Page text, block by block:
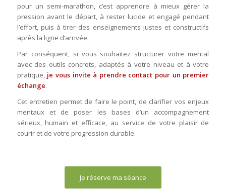
pour un semi-marathon, c’est apprendre à mieux gérer la
pression avant le départ, à rester lucide et engagé pendant
l’effort, puis à tirer des enseignements justes et constructifs
après la ligne d’arrivée.
Par conséquent, si vous souhaitez structurer votre mental
avec des outils concrets, adaptés à votre niveau et à votre
pratique,je vous invite à prendre contact pour un premier
échange.
Cet entretien permet de faire le point, de clarifier vos enjeux
mentaux et de poser les bases d’un accompagnement
sérieux, humain et efficace, au service de votre plaisir de
courir et de votre progression durable.
Je réserve ma séance